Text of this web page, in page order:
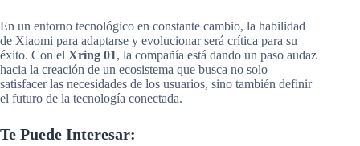
En un entorno tecnológico en constante cambio, la habilidad
de Xiaomi para adaptarse y evolucionar será crítica para su
éxito. Con el Xring 01, la compañía está dando un paso audaz
hacia la creación de un ecosistema que busca no solo
satisfacer las necesidades de los usuarios, sino también definir
el futuro de la tecnología conectada.
Te Puede Interesar: